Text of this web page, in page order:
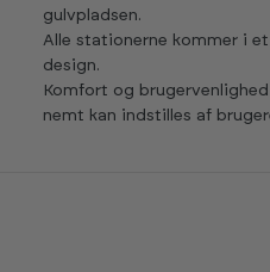
gulvpladsen.
Alle stationerne kommer i
design.
Komfort og
nemt kan indstilles af